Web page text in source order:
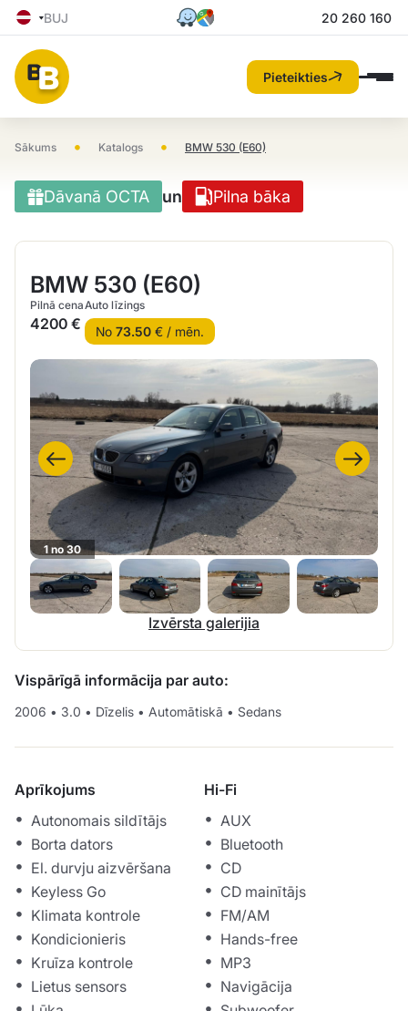
BUJ 20 260 160
Pieteikties
Sākums • Katalogs • BMW 530 (E60)
Dāvanā OCTA un Pilna bāka
BMW 530 (E60)
Pilnā cena
4200 €
Auto līzings
No 73.50€ / mēn.
1 no 30
Izvērsta galerijia
Vispārīgā informācija par auto:
2006 • 3.0 • Dīzelis • Automātiskā • Sedans
Aprīkojums
Autonomais sildītājs
Borta dators
El. durvju aizvēršana
Keyless Go
Klimata kontrole
Kondicionieris
Kruīza kontrole
Lietus sensors
Hi-Fi
AUX
Bluetooth
CD
CD mainītājs
FM/AM
Hands-free
MP3
Navigācija